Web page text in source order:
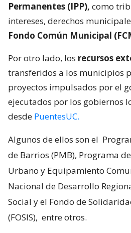
Permanentes (IPP), como
intereses, derechos
Fondo Común Municipal
Por otro lado, los recursos
transferidos a los municipios
proyectos impulsados por el
ejecutados por los gobiernos
desde PuentesUC.
Algunos de ellos son el
de Barrios (PMB), Programa
Urbano y Equipamiento
Nacional de Desarrollo
Social y el Fondo de
(FOSIS), entre otros.